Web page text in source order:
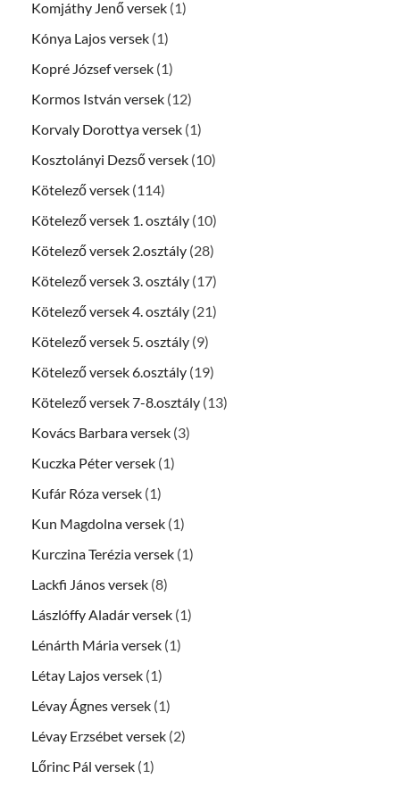
Komjáthy Jenő versek (1)
Kónya Lajos versek (1)
Kopré József versek (1)
Kormos István versek (12)
Korvaly Dorottya versek (1)
Kosztolányi Dezső versek (10)
Kötelező versek (114)
Kötelező versek 1. osztály (10)
Kötelező versek 2.osztály (28)
Kötelező versek 3. osztály (17)
Kötelező versek 4. osztály (21)
Kötelező versek 5. osztály (9)
Kötelező versek 6.osztály (19)
Kötelező versek 7-8.osztály (13)
Kovács Barbara versek (3)
Kuczka Péter versek (1)
Kufár Róza versek (1)
Kun Magdolna versek (1)
Kurczina Terézia versek (1)
Lackfi János versek (8)
Lászlóffy Aladár versek (1)
Lénárth Mária versek (1)
Létay Lajos versek (1)
Lévay Ágnes versek (1)
Lévay Erzsébet versek (2)
Lőrinc Pál versek (1)